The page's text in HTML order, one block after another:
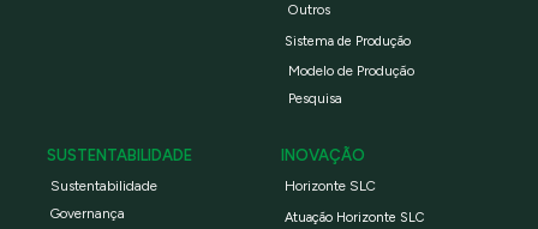
Outros
Sistema de Produção
Modelo de Produção
Pesquisa
SUSTENTABILIDADE
Sustentabilidade
Governança
INOVAÇÃO
Horizonte SLC
Atuação Horizonte SLC